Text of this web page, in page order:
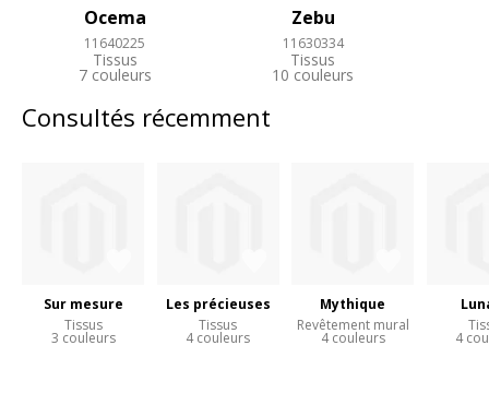
Ocema
11640225
Tissus
7 couleurs
Zebu
11630334
Tissus
10 couleurs
Consultés récemment
Sur mesure
Tissus
3 couleurs
Les précieuses
Tissus
4 couleurs
Mythique
Revêtement mural
4 couleurs 4